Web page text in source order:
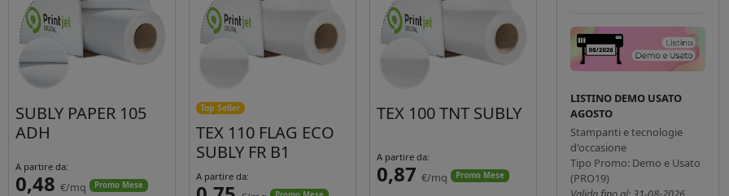
SUBLY PAPER 105
ADH
A partire da:
0,48 €/mq Promo Mese
Top Seller
TEX 110 FLAG ECO
SUBLY FR B1
A partire da:
TEX 100 TNT SUBLY
A partire da:
0,87 €/mq Promo Mese
LISTINO DEMO USATO
AGOSTO
Stampanti e tecnologie
d'occasione
Tipo Promo: Demo e Usato
(PRO19)